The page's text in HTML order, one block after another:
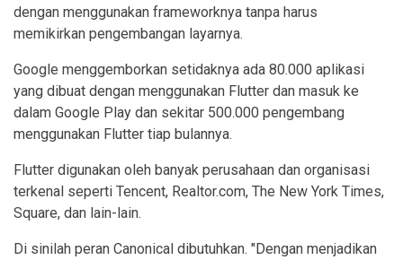
dengan menggunakan frameworknya tanpa harus
memikirkan pengembangan layarnya.
Google menggemborkan setidaknya ada 80.000 aplikasi
yang dibuat dengan menggunakan Flutter dan masuk ke
dalam Google Play dan sekitar 500.000 pengembang
menggunakan Flutter tiap bulannya.
Flutter digunakan oleh banyak perusahaan dan organisasi
terkenal seperti Tencent, Realtor.com, The New York Times,
Square, dan lain-lain.
Di sinilah peran Canonical dibutuhkan. "Dengan menjadikan